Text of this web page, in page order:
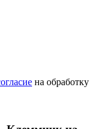
на обработку